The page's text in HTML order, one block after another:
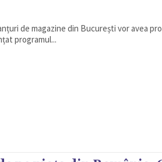
de magazine din București vor avea
programul...